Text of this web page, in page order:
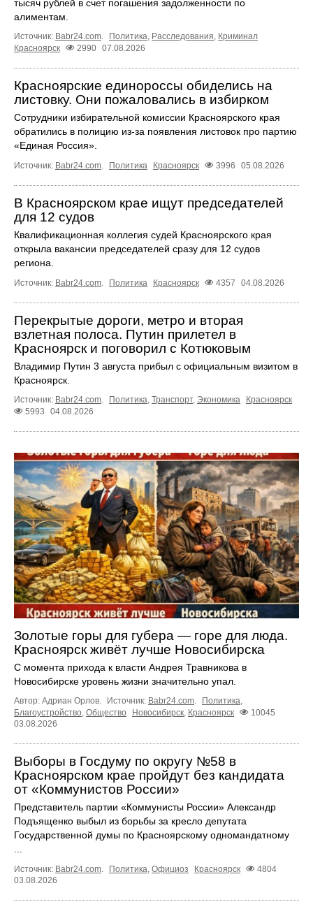
тысяч рублей в счет погашения задолженности по
алиментам.
Источник: Babr24.com Политика Расследования Криминал
Красноярск
2990 07.08.2026
Красноярские единороссы обиделись на
листовку. Они пожаловались в избирком
Сотрудники избирательной комиссии Красноярского края
обратились в полицию из-за появления листовок про партию
«Единая Россия».
Источник: Babr24.com. Политика Красноярск 3996 05.08.2026
В Красноярском крае ищут председателей
для 12 судов
Квалификационная коллегия судей Красноярского края
открыла вакансии председателей сразу для 12 судов
региона.
Источник: Babr24.com. Политика Красноярск 4357 04.08.2026
Перекрытые дороги, метро и вторая
взлетная полоса. Путин прилетел в
Красноярск и поговорил с Котюковым
Владимир Путин 3 августа прибыл с официальным визитом в
Красноярск.
Источник: Babr24.com. Политика, Транспорт, Экономика
Красноярск
5993
04.08.2026
Золотые горы для губера — горе для люда.
Красноярск живёт лучше Новосибирска
С момента прихода к власти Андрея Травникова в
Новосибирске уровень жизни значительно упал.
Автор: Адриан Орлов. Источник: Babr24.com Политика
Благоустройство, Общество Новосибирск, Красноярск
10045
03.08.2026
Выборы в Госдуму по округу №58 в
Красноярском крае пройдут без кандидата
от «Коммунистов России»
Представитель партии «Коммунисты России» Александр
Подъященко выбыл из борьбы за кресло депутата
Государственной думы по Красноярскому одномандатному
Источник: Babr24.com. Политика, Официоз Красноярск
4804
03.08.2026